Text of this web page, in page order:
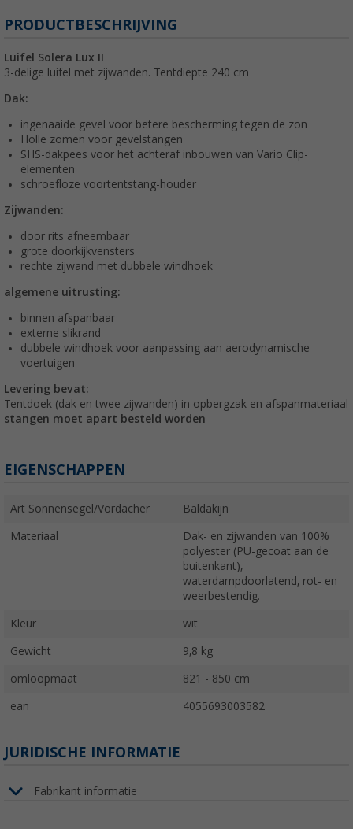
PRODUCTBESCHRIJVING
Luifel Solera Lux II
3-delige luifel met zijwanden. Tentdiepte 240 cm
Dak:
ingenaaide gevel voor betere bescherming tegen de zon
Holle zomen voor gevelstangen
SHS-dakpees voor het achteraf inbouwen van Vario Clip-
elementen
schroefloze voortentstang-houder
Zijwanden:
door rits afneembaar
grote doorkijkvensters
rechte zijwand met dubbele windhoek
algemene uitrusting:
binnen afspanbaar
externe slikrand
dubbele windhoek voor aanpassing aan aerodynamische
voertuigen
Levering bevat:
Tentdoek (dak en twee zijwanden) in opbergzak en afspanmateriaal
stangen moet apart besteld worden
EIGENSCHAPPEN
Art Sonnensegel/Vordächer Baldakijn
Materiaal
Dak- en zijwanden van 100%
polyester (PU-gecoat aan de
buitenkant),
waterdampdoorlatend, rot- en
weerbestendig.
Kleur wit
Gewicht 9,8 kg
omloopmaat 821 - 850 cm
ean 4055693003582
JURIDISCHE INFORMATIE
Fabrikant informatie